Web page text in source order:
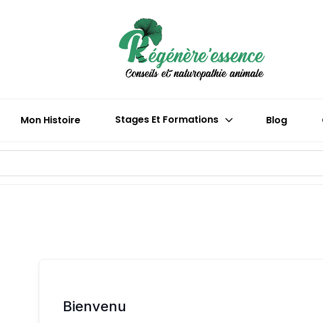
Boutique
Mon Histoire Stages Et Formations Blog
Bienvenu